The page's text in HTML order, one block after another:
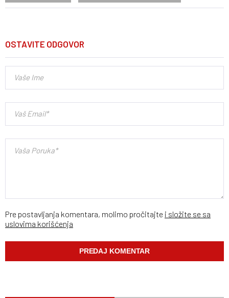
OSTAVITE ODGOVOR
Pre postavljanja komentara, molimo pročitajte i složite se sa
uslovima korišćenja